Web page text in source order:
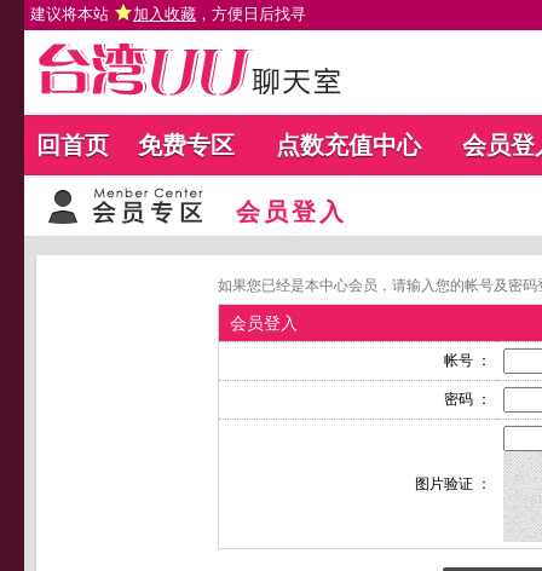
建议将本站 加入收藏 ，方便日后找寻
回首页 免费专区 点数充值中心 会员登
会员登入
如果您已经是本中心会员，请输入您的帐号及密
会员登入
帐号 ：
密码 ：
图片验证 ：